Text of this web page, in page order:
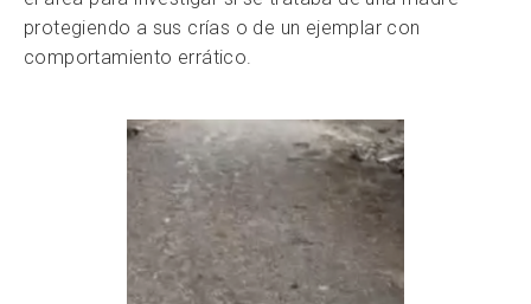
protegiendo a sus crías o de un ejemplar con
comportamiento errático.